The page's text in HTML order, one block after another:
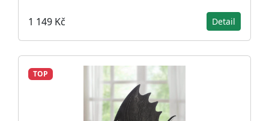
1 149 Kč Detail
TOP